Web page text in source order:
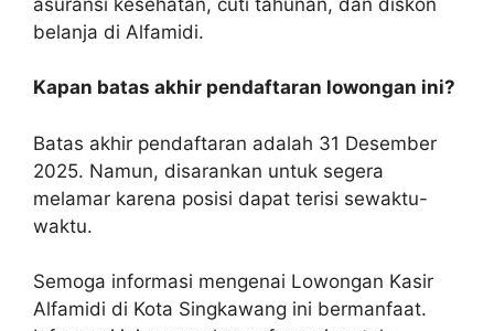
belanja di Alfamidi.
Kapan batas akhir pendaftaran lowongan ini?
Batas akhir pendaftaran adalah 31 Desember
2025. Namun, disarankan untuk segera
melamar karena posisi dapat terisi sewaktu-
waktu.
Semoga informasi mengenai Lowongan Kasir
Alfamidi di Kota Singkawang ini bermanfaat.